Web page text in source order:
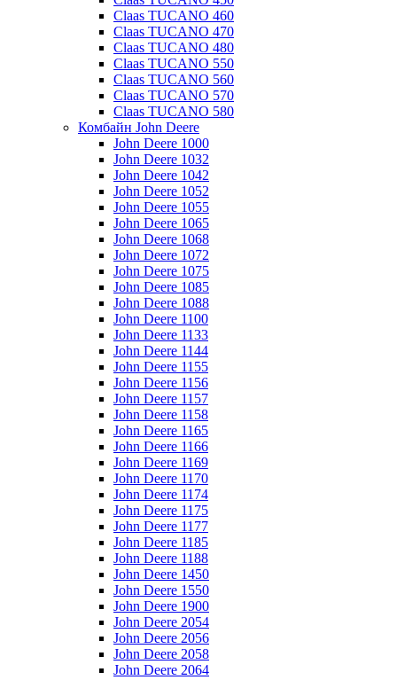
Claas TUCANO 460
Claas TUCANO 470
Claas TUCANO 480
Claas TUCANO 550
Claas TUCANO 560
Claas TUCANO 570
Claas TUCANO 580
Комбайн John Deere
John Deere 1000
John Deere 1032
John Deere 1042
John Deere 1052
John Deere 1055
John Deere 1065
John Deere 1068
John Deere 1072
John Deere 1075
John Deere 1085
John Deere 1088
John Deere 1100
John Deere 1133
John Deere 1144
John Deere 1155
John Deere 1156
John Deere 1157
John Deere 1158
John Deere 1165
John Deere 1166
John Deere 1169
John Deere 1170
John Deere 1174
John Deere 1175
John Deere 1177
John Deere 1185
John Deere 1188
John Deere 1450
John Deere 1550
John Deere 1900
John Deere 2054
John Deere 2056
John Deere 2058
John Deere 2064